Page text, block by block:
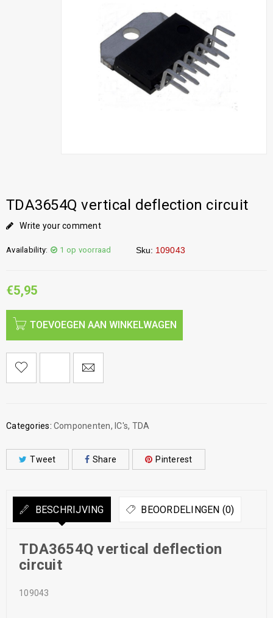
TDA3654Q vertical deflection circuit
Write your comment
Availability: 1 op voorraad Sku: 109043
€5,95
TOEVOEGEN AAN WINKELWAGEN
Categories: Componenten, IC's, TDA
Tweet Share Pinterest
BESCHRIJVING BEOORDELINGEN (0)
TDA3654Q vertical deflection
circuit
109043